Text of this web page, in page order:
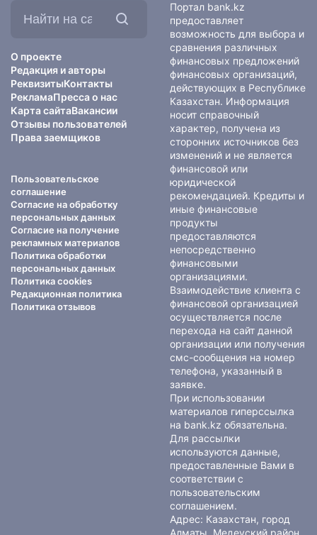
О проекте
Редакция и авторы
РеквизитыКонтакты
РекламаПресса о нас
Карта сайтаВакансии
Отзывы пользователей
Права заемщиков
Пользовательское
соглашение
Согласие на обработку
персональных данных
Согласие на получение
рекламных материалов
Политика обработки
персональных данных
Политика cookies
Редакционная политика
Политика отзывов
Портал bank.kz
предоставляет
возможность для выбора и
сравнения различных
финансовых предложений
финансовых организаций,
действующих в Республике
Казахстан. Информация
носит справочный
характер, получена из
сторонних источников без
изменений и не является
финансовой или
юридической
рекомендацией. Кредиты и
иные финансовые
продукты
предоставляются
непосредственно
финансовыми
организациями.
Взаимодействие клиента с
финансовой организацией
осуществляется после
перехода на сайт данной
организации или получения
смс-сообщения на номер
телефона, указанный в
заявке.
При использовании
материалов гиперссылка
на bank.kz обязательна.
Для рассылки
используются данные,
предоставленные Вами в
соответствии с
пользовательским
соглашением.
Адрес: Казахстан, город